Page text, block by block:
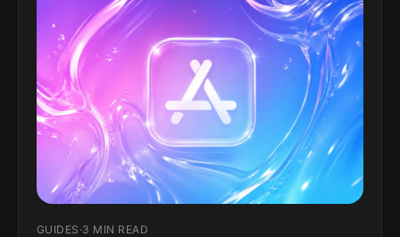
GUIDES ·3 MIN READ